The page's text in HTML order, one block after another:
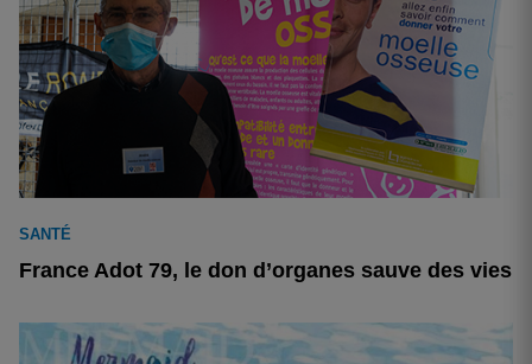
SANTÉ
France Adot 79, le don d’organes sauve des vies